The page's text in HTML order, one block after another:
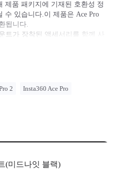
제품 패키지에 기재된 호환성 정
수 있습니다.이 제품은 Ace Pro
됩니다.
트가 장착된 액세서리를 함께 사
어댑터 구매를 권장합니다. 최
립니다.
2 Insta360 Ace Pro
(미드나잇 블랙)